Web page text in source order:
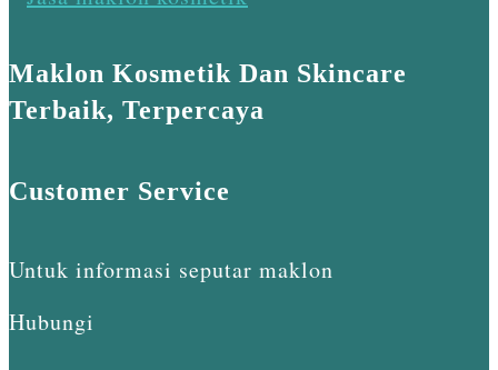
Maklon Kosmetik Dan Skincare
Terbaik, Terpercaya
Customer Service
Untuk informasi seputar maklon
Hubungi